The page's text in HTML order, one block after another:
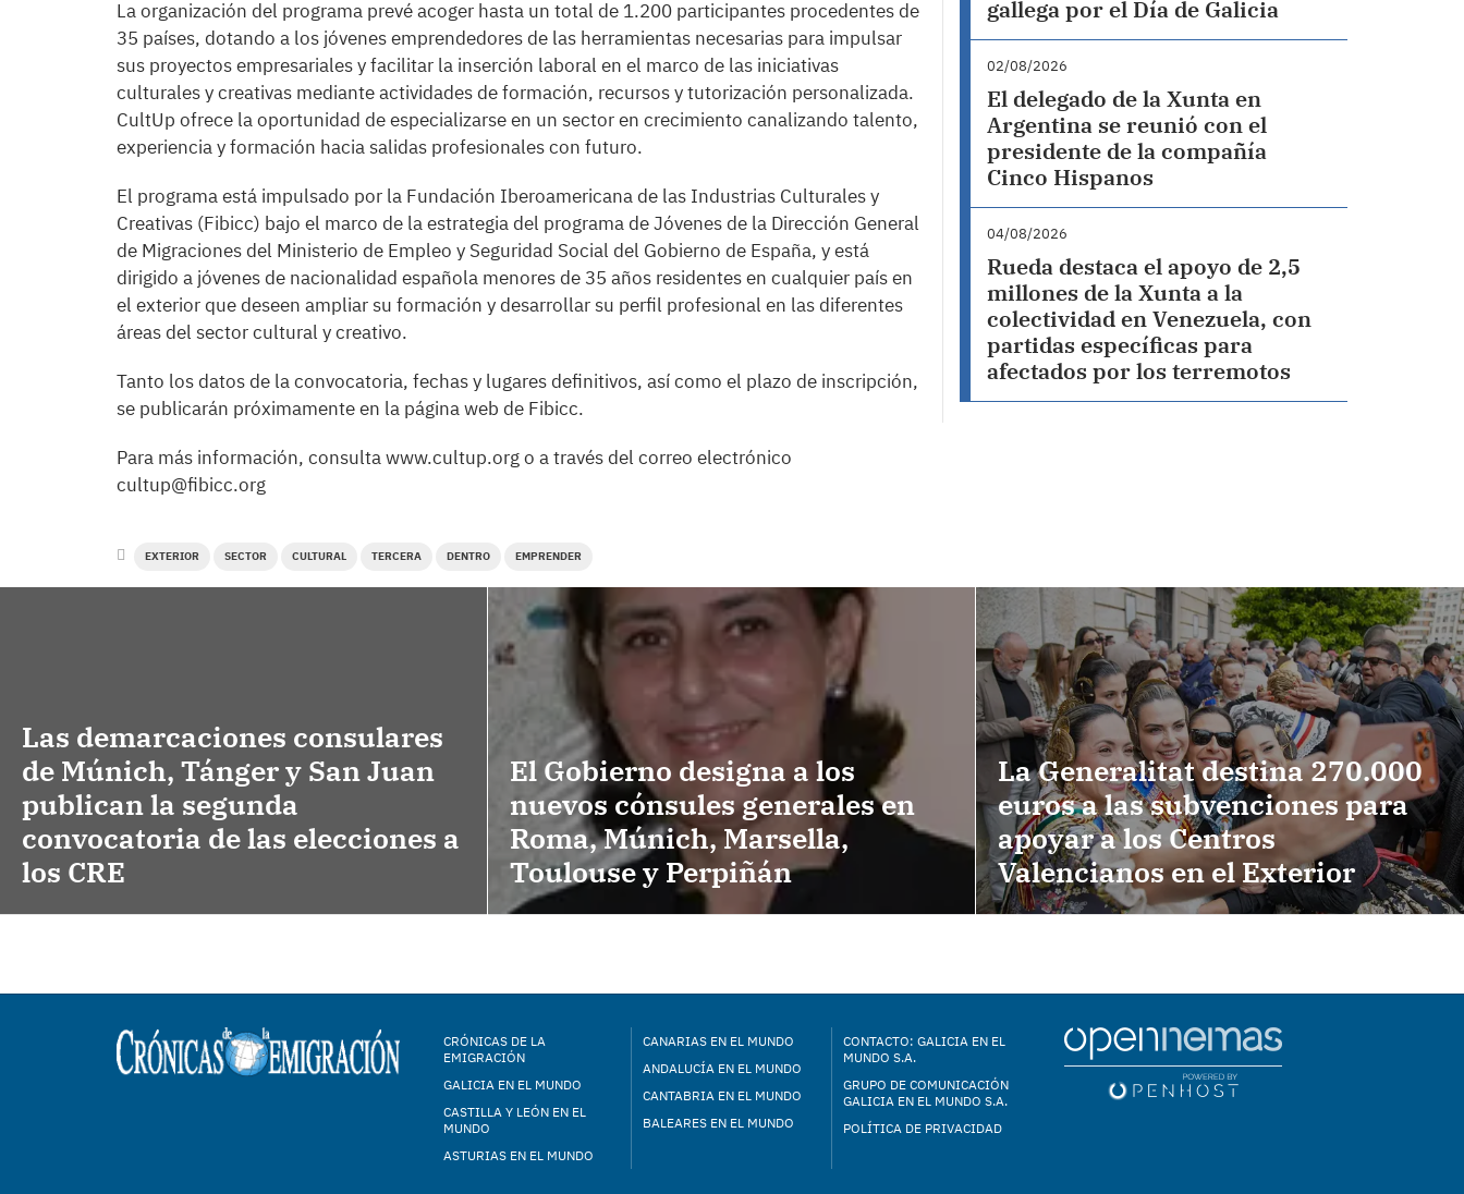
La organización del programa prevé acoger hasta un total de 1.200 participantes procedentes de
35 países, dotando a los jóvenes emprendedores de las herramientas necesarias para impulsar
sus proyectos empresariales y facilitar la inserción laboral en el marco de las iniciativas
culturales y creativas mediante actividades de formación, recursos y tutorización personalizada.
CultUp ofrece la oportunidad de especializarse en un sector en crecimiento canalizando talento,
experiencia y formación hacia salidas profesionales con futuro.
El programa está impulsado por la Fundación Iberoamericana de las Industrias Culturales y
Creativas (Fibicc) bajo el marco de la estrategia del programa de Jóvenes de la Dirección General
de Migraciones del Ministerio de Empleo y Seguridad Social del Gobierno de España, y está
dirigido a jóvenes de nacionalidad española menores de 35 años residentes en cualquier país en
el exterior que deseen ampliar su formación y desarrollar su perfil profesional en las diferentes
áreas del sector cultural y creativo.
Tanto los datos de la convocatoria, fechas y lugares definitivos, así como el plazo de inscripción,
se publicarán próximamente en la página web de Fibicc.
Para más información, consulta www.cultup.org o a través del correo electrónico
cultup@fibicc.org
EXTERIOR SECTOR CULTURAL TERCERA DENTRO EMPRENDER
gallega por el Día de Galicia
02/08/2026
El delegado de la Xunta en
Argentina se reunió con el
presidente de la compañía
Cinco Hispanos
04/08/2026
Rueda destaca el apoyo de 2,5
millones de la Xunta a la
colectividad en Venezuela, con
partidas específicas para
afectados por los terremotos
Las demarcaciones consulares
de Múnich, Tánger y San Juan
publican la segunda
convocatoria de las elecciones a
los CRE
El Gobierno designa a los
nuevos cónsules generales en
Roma, Múnich, Marsella,
Toulouse y Perpiñán
La Generalitat destina 270.000
euros a las subvenciones para
apoyar a los Centros
Valencianos en el Exterior
CRÓNICAS DE LA
EMIGRACIÓN
GALICIA EN EL MUNDO
CASTILLA Y LEÓN EN EL
MUNDO
ASTURIAS EN EL MUNDO
CANARIAS EN EL MUNDO
ANDALUCÍA EN EL MUNDO
CANTABRIA EN EL MUNDO
BALEARES EN EL MUNDO
CONTACTO: GALICIA EN EL
MUNDO S.A.
GRUPO DE COMUNICACIÓN
GALICIA EN EL MUNDO S.A.
POLÍTICA DE PRIVACIDAD